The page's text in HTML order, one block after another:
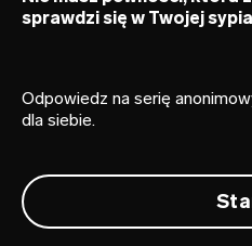
sprawdzi się w Twojej
Odpowiedz na serię
dla siebie.